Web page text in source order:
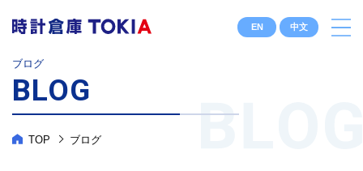
EN 中文
ブログ
BLOG
TOP ブログ